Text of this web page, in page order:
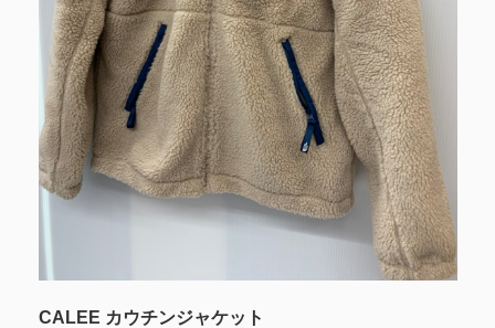
CALEE カウチンジャケット